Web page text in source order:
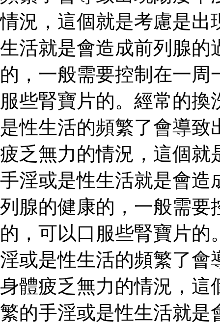
情況，這個就是考慮是出
生活就是會造成前列腺的
的，一般需要控制在一
服些腎寶片的。經常的
是性生活的頻繁了會導
疲乏無力的情況，這個就
手淫或是性生活就是會造
列腺的健康的，一般需要
的，可以口服些腎寶片
淫或是性生活的頻繁了會
身體疲乏無力的情況，這
繁的手淫或是性生活就是